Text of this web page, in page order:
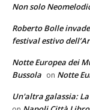
Non solo
Roberto Bolle
festival estivo
Notte Europea dei
Bussola on Notte
Un'altra galassia: